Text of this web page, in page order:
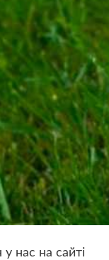
нас на сайті